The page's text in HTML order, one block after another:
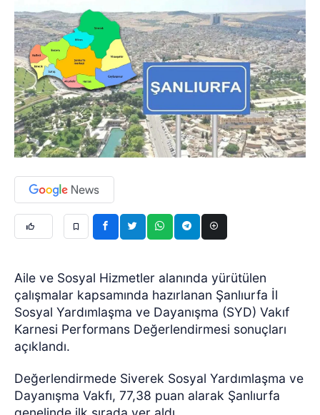
Aile ve Sosyal Hizmetler alanında yürütülen
çalışmalar kapsamında hazırlanan Şanlıurfa İl
Sosyal Yardımlaşma ve Dayanışma (SYD) Vakıf
Karnesi Performans Değerlendirmesi sonuçları
açıklandı.
Değerlendirmede Siverek Sosyal Yardımlaşma ve
Dayanışma Vakfı, 77,38 puan alarak Şanlıurfa